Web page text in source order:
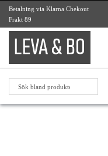
Betalning via Klarna Chekout
Frakt 89